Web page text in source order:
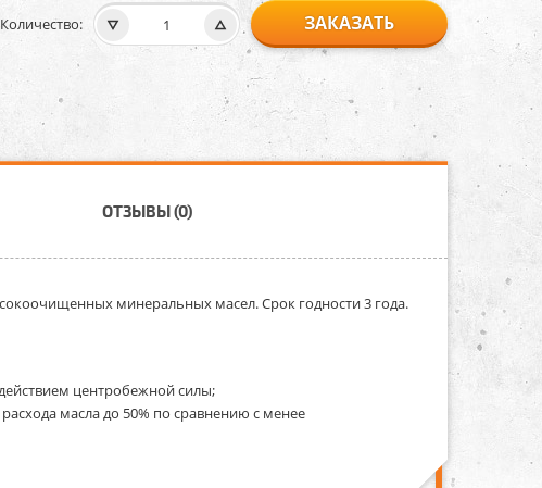
Количество: ЗАКАЗАТЬ
ОТЗЫВЫ (0)
минеральных масел. Срок годности 3 года.
центробежной силы;
масла до 50% по сравнению с менее